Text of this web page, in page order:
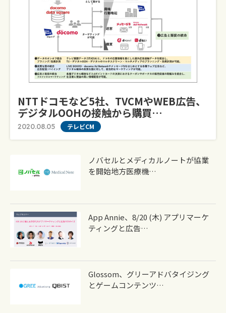
NTTドコモなど5社、TVCMやWEB広告、
デジタルOOHの接触から購買…
2020.08.05 テレビCM
ノバセルとメディカルノートが協業
を開始地方医療機…
App Annie、8/20 (木) アプリマーケ
ティングと広告…
Glossom、グリーアドバタイジング
とゲームコンテンツ…